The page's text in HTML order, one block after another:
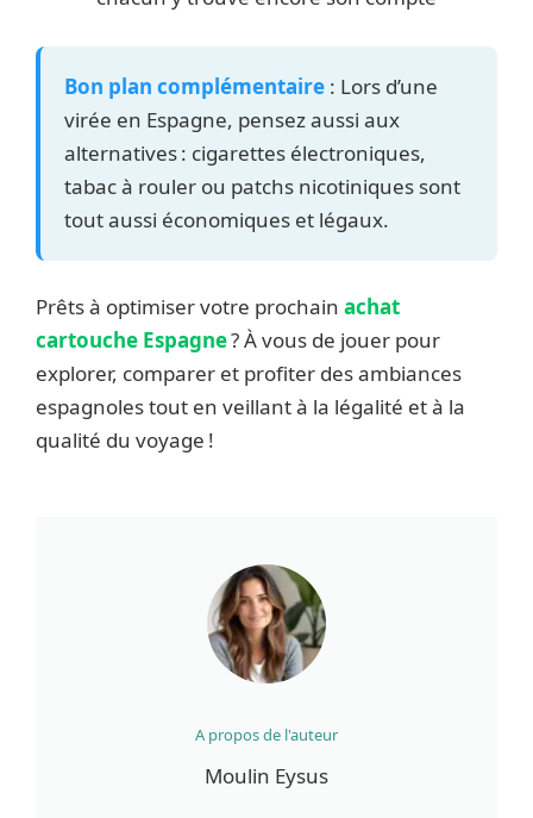
Bon plan complémentaire : Lors d’une
virée en Espagne, pensez aussi aux
alternatives : cigarettes électroniques,
tabac à rouler ou patchs nicotiniques sont
tout aussi économiques et légaux.
Prêts à optimiser votre prochain achat
cartouche Espagne? À vous de jouer pour
explorer, comparer et profiter des ambiances
espagnoles tout en veillant à la légalité et à la
qualité du voyage !
A propos de l'auteur
Moulin Eysus